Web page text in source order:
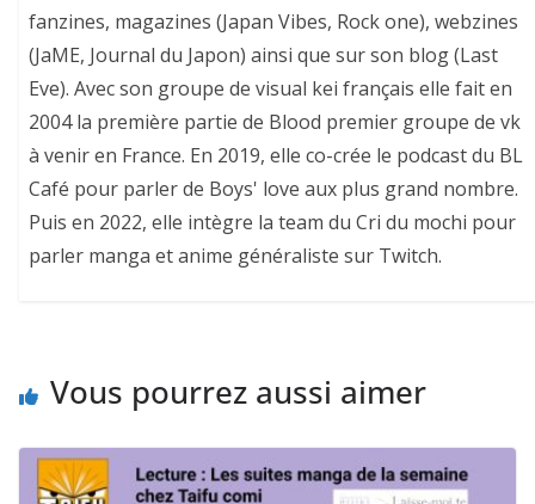
fanzines, magazines (Japan Vibes, Rock one), webzines
(JaME, Journal du Japon) ainsi que sur son blog (Last
Eve). Avec son groupe de visual kei français elle fait en
2004 la première partie de Blood premier groupe de vk
à venir en France. En 2019, elle co-crée le podcast du BL
Café pour parler de Boys' love aux plus grand nombre.
Puis en 2022, elle intègre la team du Cri du mochi pour
parler manga et anime généraliste sur Twitch.
Vous pourrez aussi aimer